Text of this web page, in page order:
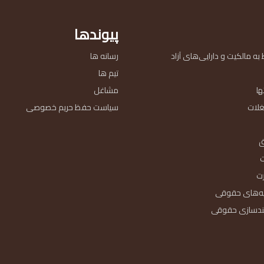
مالکیت و دارایی‌های آزاد
حقوقی
حقوقی
پیوندها
رسانه ها
تیم ها
مشاغل
سیاست حفظ حریم خصوصی